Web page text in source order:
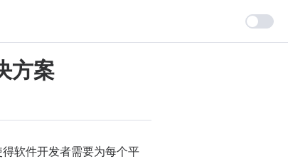
方案
软件开发者需要为每个平